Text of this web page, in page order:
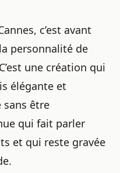
c’est avant
personnalité de
une création qui
élégante et
sans être
qui fait parler
et qui reste gravée